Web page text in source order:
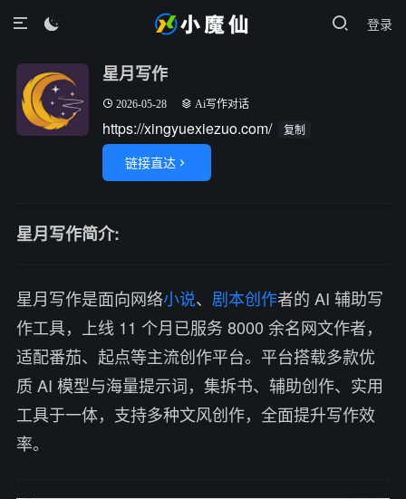
登录

星月写作
2026-05-28 Ai写作对话
https://xingyuexiezuo.com/ 复制
链接直达 
星月写作简介:
星月写作是面向网络小说、 剧本创作者的 AI 辅助写
作工具，上线 11 个月已服务 8000 余名网文作者，
适配番茄、起点等主流创作平台。平台搭载多款优
质 AI 模型与海量提示词，集拆书、辅助创作、实用
工具于一体，支持多种文风创作，全面提升写作效
率。